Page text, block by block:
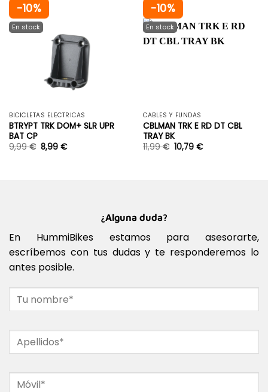
-10%
BICICLETAS ELÉCTRICAS
BTRYPT TRK DOM+ SLR UPR
BAT CP
9,99€ 8,99€
-10%
CABLES Y FUNDAS
CBLMAN TRK E RD DT CBL
TRAY BK
11,99€ 10,79€
¿Alguna duda?
En HummiBikes estamos para asesorarte,
escríbemos con tus dudas y te responderemos lo
antes posible.